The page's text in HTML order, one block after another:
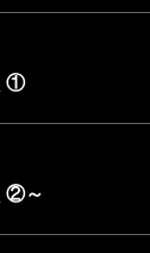
①
②～